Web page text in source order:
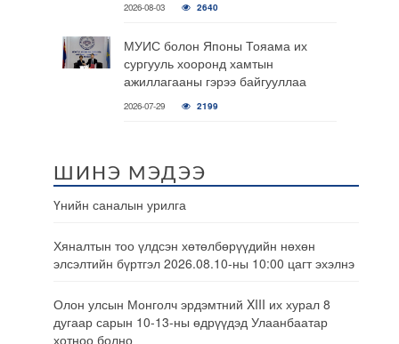
2026-08-03 2640
МУИС болон Японы Тояама их
сургууль хооронд хамтын
ажиллагааны гэрээ байгууллаа
2026-07-29 2199
ШИНЭ МЭДЭЭ
Үнийн саналын урилга
Хяналтын тоо үлдсэн хөтөлбөрүүдийн нөхөн
элсэлтийн бүртгэл 2026.08.10-ны 10:00 цагт эхэлнэ
Олон улсын Монголч эрдэмтний XIII их хурал 8
дугаар сарын 10-13-ны өдрүүдэд Улаанбаатар
хотноо болно